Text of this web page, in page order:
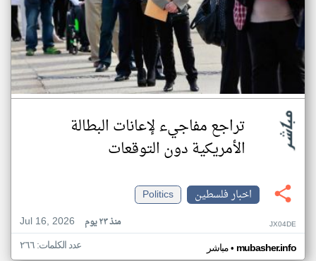
تراجع مفاجيء لإعانات البطالة
الأمريكية دون التوقعات
اخبار فلسطين
Politics
Jul 16, 2026
منذ ٢٣ يوم JX04DE
مباشر• mubasher.info عدد الكلمات: ٢٦٦